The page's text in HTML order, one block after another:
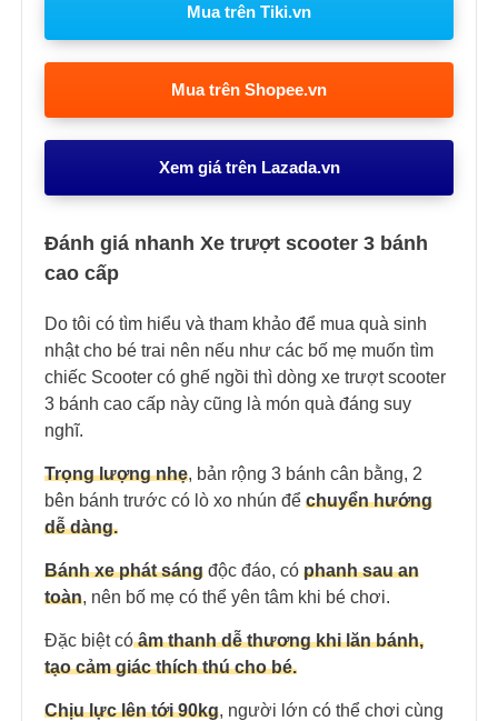
Mua trên Tiki.vn
Mua trên Shopee.vn
Xem giá trên Lazada.vn
Đánh giá nhanh Xe trượt scooter 3 bánh
cao cấp
Do tôi có tìm hiểu và tham khảo để mua quà sinh
nhật cho bé trai nên nếu như các bố mẹ muốn tìm
chiếc Scooter có ghế ngồi thì dòng xe trượt scooter
3 bánh cao cấp này cũng là món quà đáng suy
nghĩ.
Trọng lượng nhẹ, bản rộng 3 bánh cân bằng, 2
bên bánh trước có lò xo nhún để chuyển hướng
dễ dàng.
Bánh xe phát sáng độc đáo, có phanh sau an
toàn, nên bố mẹ có thể yên tâm khi bé chơi.
Đặc biệt cóâm thanh dễ thương khi lăn bánh,
tạo cảm giác thích thú cho bé.
Chịu lực lên tới 90kg, người lớn có thể chơi cùng